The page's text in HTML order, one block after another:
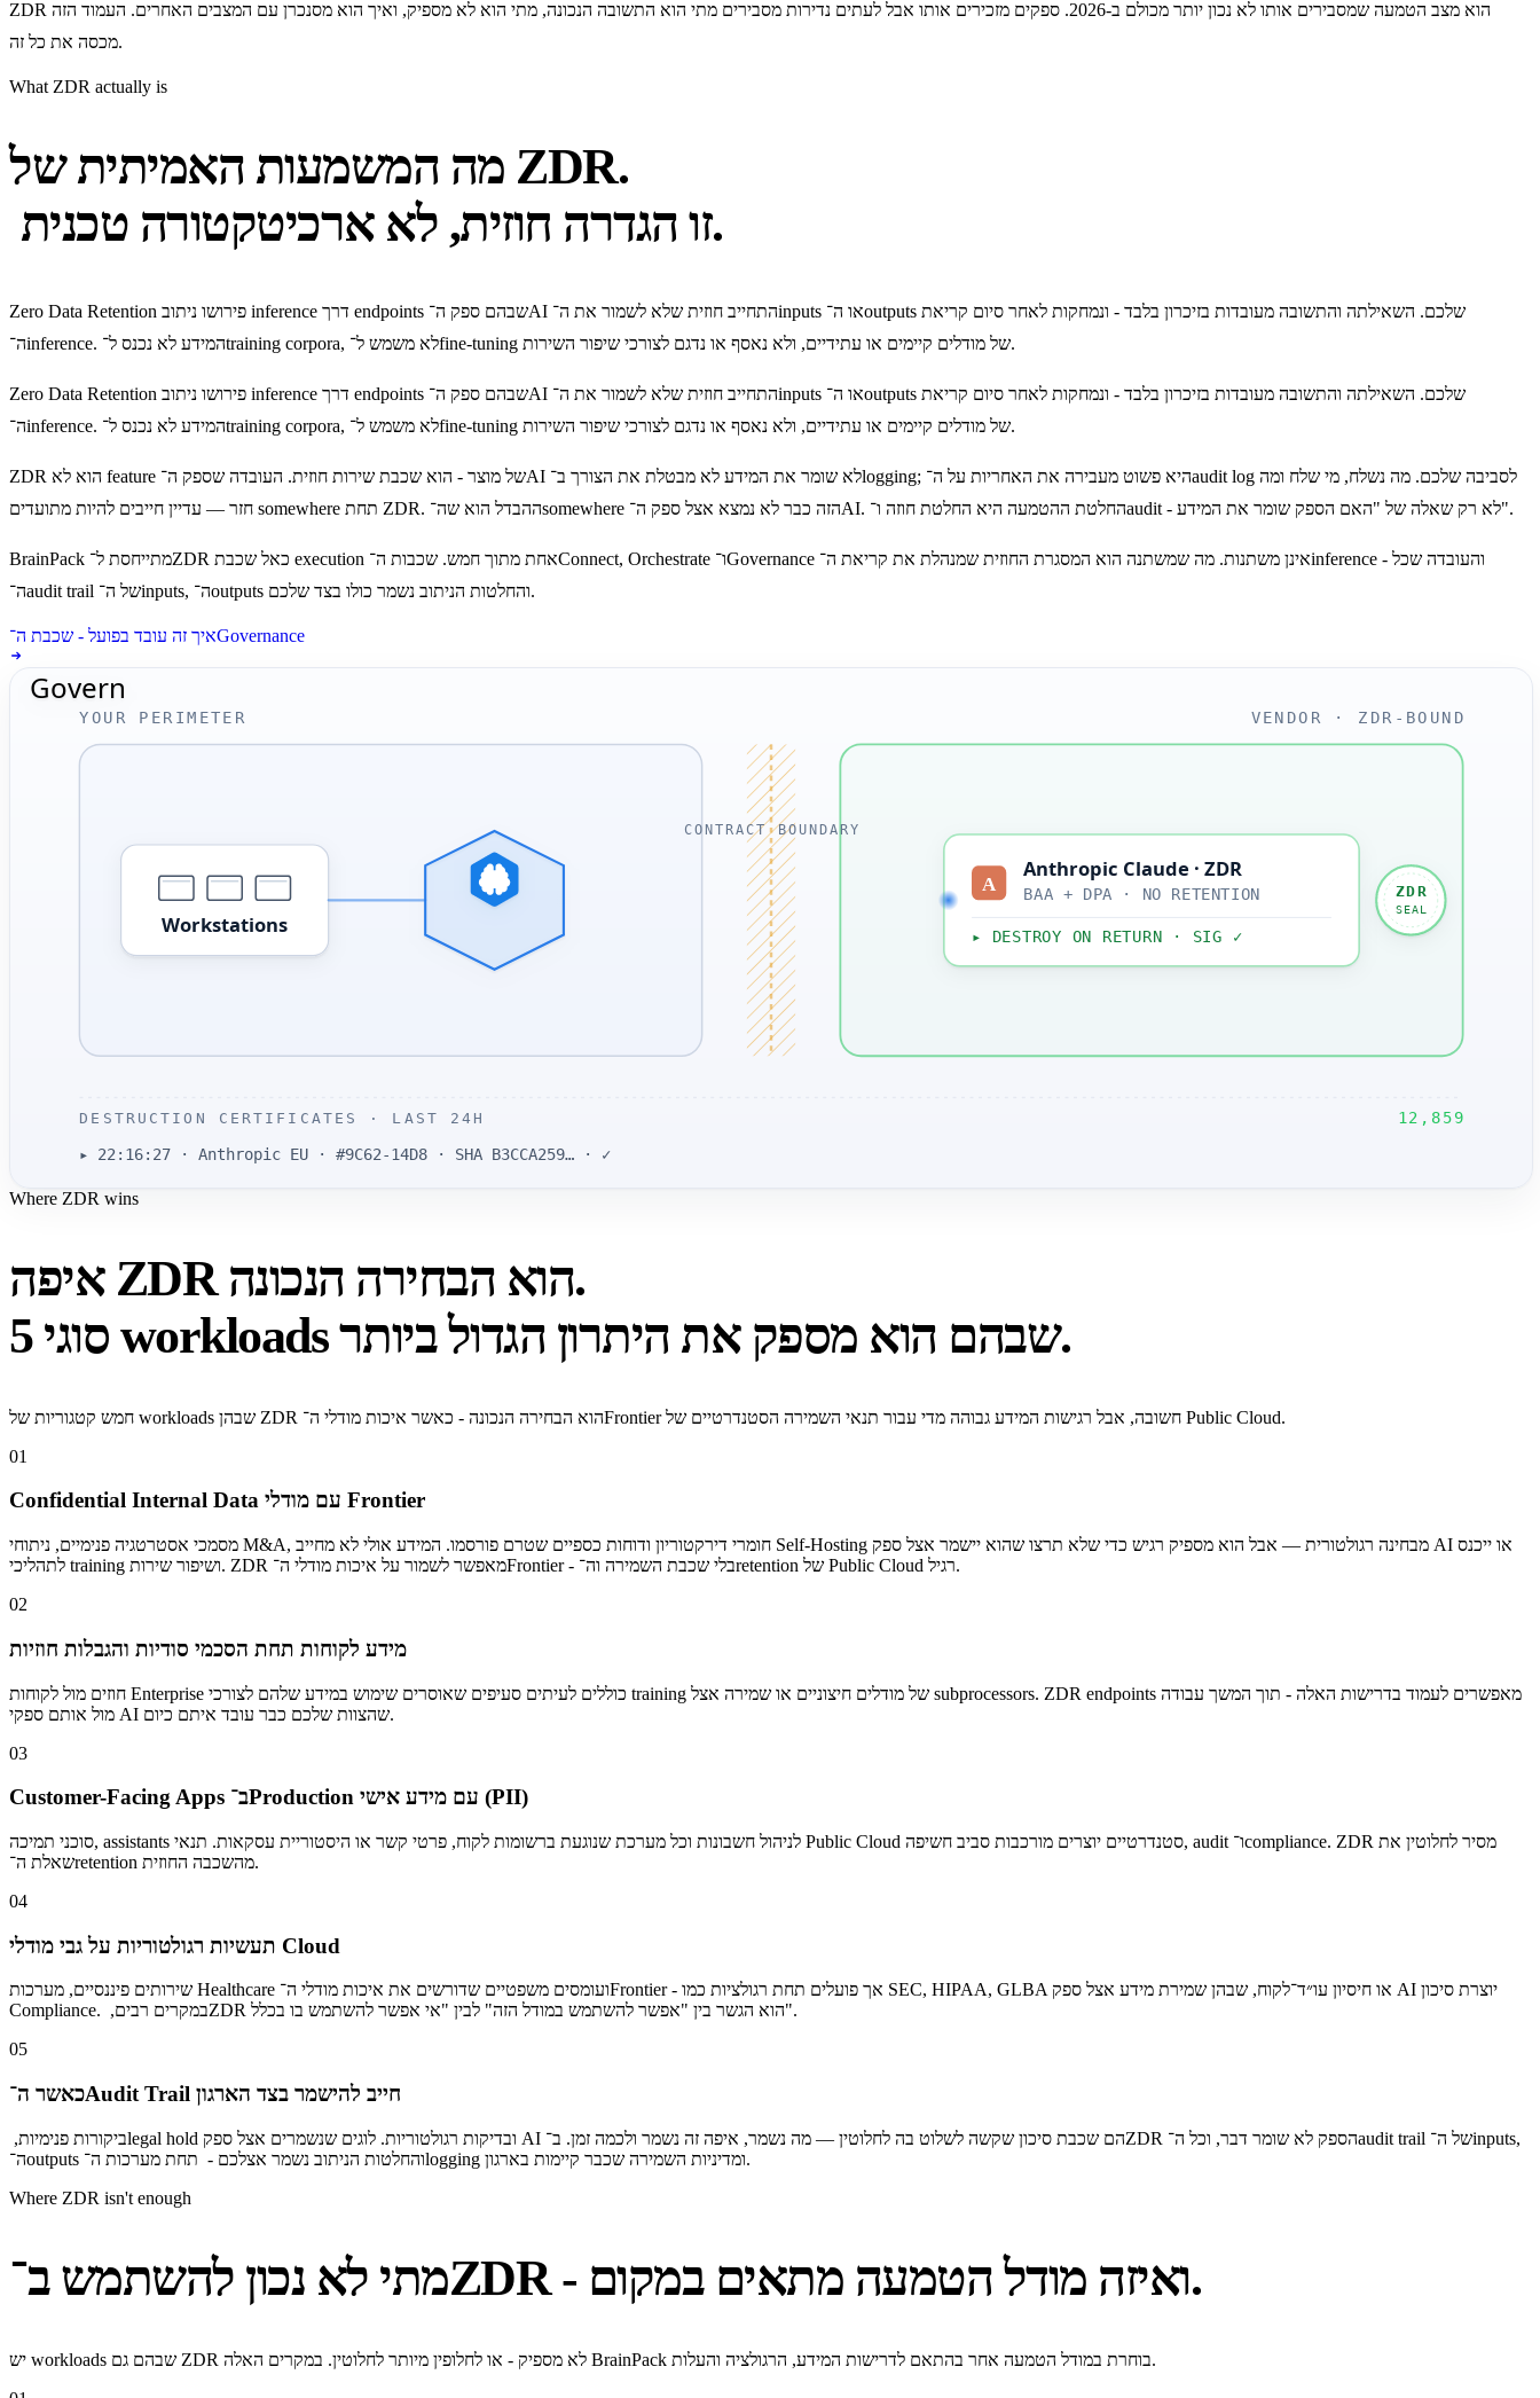
ZDR הוא מצב הטמעה שמסבירים אותו לא נכון יותר מכולם ב-2026. ספקים מזכירים אותו אבל לעתים נדירות מסבירים מתי הוא התשובה הנכונה, מתי הוא לא מספיק, ואיך הוא מסנכרן עם המצבים האחרים. העמוד הזה
מכסה את כל זה.
What ZDR actually is
מה המשמעות האמיתית של ZDR.
זו הגדרה חוזית, לא ארכיטקטורה טכנית.
Zero Data Retention פירושו ניתוב inference דרך endpoints שבהם ספק ה־AI התחייב חוזית שלא לשמור את ה־inputs או ה־outputs שלכם. השאילתה והתשובה מעובדות בזיכרון בלבד - ונמחקות לאחר סיום קריאת
ה־inference. המידע לא נכנס ל־training corpora, לא משמש ל־fine-tuning של מודלים קיימים או עתידיים, ולא נאסף או נדגם לצורכי שיפור השירות.
Zero Data Retention פירושו ניתוב inference דרך endpoints שבהם ספק ה־AI התחייב חוזית שלא לשמור את ה־inputs או ה־outputs שלכם. השאילתה והתשובה מעובדות בזיכרון בלבד - ונמחקות לאחר סיום קריאת
ה־inference. המידע לא נכנס ל־training corpora, לא משמש ל־fine-tuning של מודלים קיימים או עתידיים, ולא נאסף או נדגם לצורכי שיפור השירות.
ZDR הוא לא feature של מוצר - הוא שכבת שירות חוזית. העובדה שספק ה־AI לא שומר את המידע לא מבטלת את הצורך ב־logging; היא פשוט מעבירה את האחריות על ה־audit log לסביבה שלכם. מה נשלח, מי שלח ומה
חזר — עדיין חייבים להיות מתועדים somewhere תחת ZDR. ההבדל הוא שה־somewhere הזה כבר לא נמצא אצל ספק ה־AI. החלטת ההטמעה היא החלטת חוזה ו־audit - לא רק שאלה של "האם הספק שומר את המידע".
BrainPack מתייחסת ל־ZDR כאל שכבת execution אחת מתוך חמש. שכבות ה־Connect, ‏Orchestrate ו־Governance אינן משתנות. מה שמשתנה הוא המסגרת החוזית שמנהלת את קריאת ה־inference - והעובדה שכל
ה־audit trail של ה־inputs, ה־outputs והחלטות הניתוב נשמר כולו בצד שלכם.
איך זה עובד בפועל - שכבת ה־Governance
YOUR PERIMETER VENDOR · ZDR-BOUND
Workstations
Govern
A
Anthropic Claude · ZDR
BAA + DPA · NO RETENTION
▸ DESTROY ON RETURN · SIG ✓
ZDR
SEAL
CONTRACT BOUNDARY
DESTRUCTION CERTIFICATES · LAST 24H 12,859
▸ 22:16:27 · Anthropic EU · #9C62-14D8 · SHA B3CCA259… · ✓
Where ZDR wins
איפה ZDR הוא הבחירה הנכונה.
5 סוגי workloads שבהם הוא מספק את היתרון הגדול ביותר.
חמש קטגוריות של workloads שבהן ZDR הוא הבחירה הנכונה - כאשר איכות מודלי ה־Frontier חשובה, אבל רגישות המידע גבוהה מדי עבור תנאי השמירה הסטנדרטיים של Public Cloud.
01
Confidential Internal Data עם מודלי Frontier
מסמכי אסטרטגיה פנימיים, ניתוחי M&A, חומרי דירקטוריון ודוחות כספיים שטרם פורסמו. המידע אולי לא מחייב Self-Hosting מבחינה רגולטורית — אבל הוא מספיק רגיש כדי שלא תרצו שהוא יישמר אצל ספק AI או ייכנס
לתהליכי training ושיפור שירות. ZDR מאפשר לשמור על איכות מודלי ה־Frontier - בלי שכבת השמירה וה־retention של Public Cloud רגיל.
02
מידע לקוחות תחת הסכמי סודיות והגבלות חוזיות
חוזים מול לקוחות Enterprise כוללים לעיתים סעיפים שאוסרים שימוש במידע שלהם לצורכי training של מודלים חיצוניים או שמירה אצל subprocessors. ZDR endpoints מאפשרים לעמוד בדרישות האלה - תוך המשך עבודה
מול אותם ספקי AI שהצוות שלכם כבר עובד איתם כיום.
03
Customer-Facing Apps ב־Production עם מידע אישי (PII)
סוכני תמיכה, assistants לניהול חשבונות וכל מערכת שנוגעת ברשומות לקוח, פרטי קשר או היסטוריית עסקאות. תנאי Public Cloud סטנדרטיים יוצרים מורכבות סביב חשיפה, audit ו־compliance. ZDR מסיר לחלוטין את
שאלת ה־retention מהשכבה החוזית.
04
תעשיות רגולטוריות על גבי מודלי Cloud
שירותים פיננסיים, מערכות Healthcare ועומסים משפטיים שדורשים את איכות מודלי ה־Frontier - אך פועלים תחת רגולציות כמו SEC, ‏HIPAA, ‏GLBA או חיסיון עו״ד־לקוח, שבהן שמירת מידע אצל ספק AI יוצרת סיכון
Compliance. במקרים רבים, ‏ZDR הוא הגשר בין "אפשר להשתמש במודל הזה" לבין "אי אפשר להשתמש בו בכלל".
05
כאשר ה־Audit Trail חייב להישמר בצד הארגון
ביקורות פנימיות, ‏legal hold ובדיקות רגולטוריות. לוגים שנשמרים אצל ספק AI הם שכבת סיכון שקשה לשלוט בה לחלוטין — מה נשמר, איפה זה נשמר ולכמה זמן. ב־ZDR הספק לא שומר דבר, וכל ה־audit trail של ה־inputs,
ה־outputs והחלטות הניתוב נשמר אצלכם - תחת מערכות ה־logging ומדיניות השמירה שכבר קיימות בארגון.
Where ZDR isn't enough
מתי לא נכון להשתמש ב־ZDR - ואיזה מודל הטמעה מתאים במקום.
יש workloads שבהם גם ZDR לא מספיק - או לחלופין מיותר לחלוטין. במקרים האלה BrainPack בוחרת במודל הטמעה אחר בהתאם לדרישות המידע, הרגולציה והעלות.